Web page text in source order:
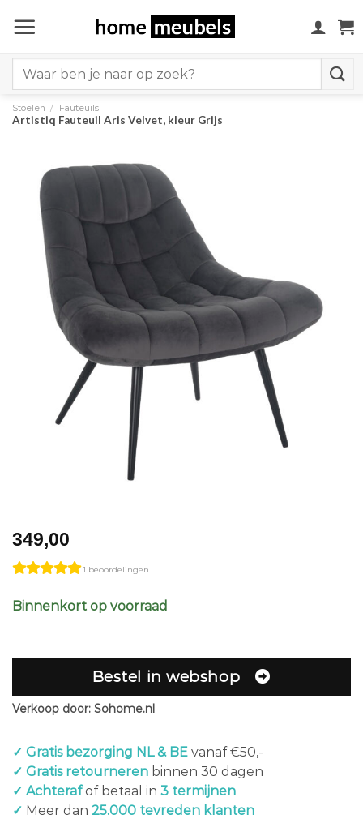
naar
for:
Stoelen / Fauteuils
Artistiq Fauteuil Aris Velvet, kleur Grijs
349,00
1 beoordelingen
Binnenkort op voorraad
Bestel in webshop
Verkoop door: Sohome.nl
✓ Gratis bezorging NL & BE vanaf €50,-
✓ Gratis retourneren binnen 30 dagen
✓ Achterafof betaal in 3 termijnen
✓ Meer dan 25.000 tevreden klanten